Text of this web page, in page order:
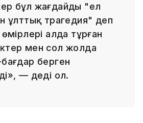
бұл жағдайды "ел
ұлттық трагедия" деп
алда тұрған
мен сол жолда
берген
— деді ол.